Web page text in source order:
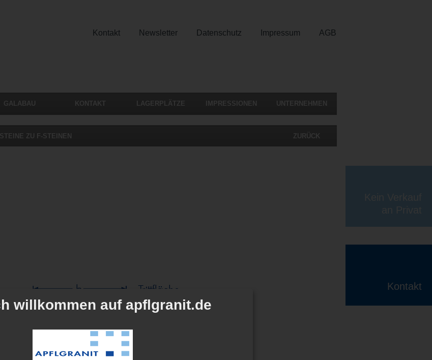
Kontakt Newsletter Datenschutz Impressum AGB
GALABAU KONTAKT LAGERPLÄTZE IMPRESSIONEN UNTERNEHMEN
Kontakt
ZU F-STEINEN ZURÜCK
willkommen auf apflgranit.de